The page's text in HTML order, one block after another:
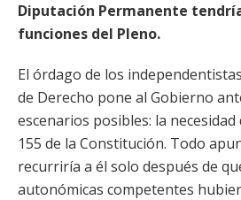
Diputación Permanente
funciones del Pleno.
El órdago de los
de Derecho pone al Gobierno
escenarios posibles: la
155 de la Constitución. Todo
recurriría a él solo después de
autonómicas competentes